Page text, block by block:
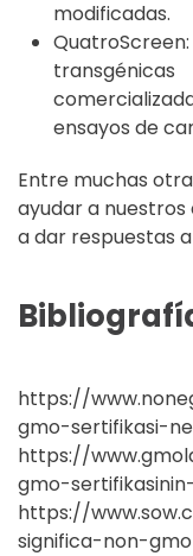
modificadas.
transgénicas
ensayos de
Entre muchas
ayudar a nuestros
a dar respuestas
https://
gmo-sertifikasi-
https://
gmo-
https://
significa-non-gmo